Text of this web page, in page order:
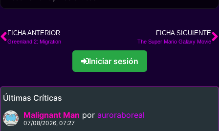
FICHA ANTERIOR
Greenland 2: Migration
FICHA SIGUIENTE
The Super Mario Galaxy Movie
Iniciar sesión
Últimas Críticas
Malignant Man por auroraboreal
07/08/2026, 07:27